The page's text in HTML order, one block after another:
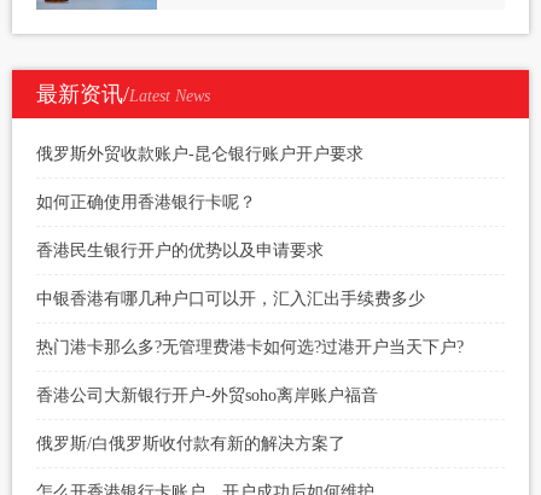
最新资讯/Latest News
俄罗斯外贸收款账户-昆仑银行账户开户要求
如何正确使用香港银行卡呢？
香港民生银行开户的优势以及申请要求
中银香港有哪几种户口可以开，汇入汇出手续费多少
热门港卡那么多?无管理费港卡如何选?过港开户当天下户?
香港公司大新银行开户-外贸soho离岸账户福音
俄罗斯/白俄罗斯收付款有新的解决方案了